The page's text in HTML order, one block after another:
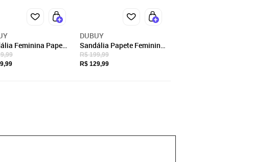
Feminina Papete
304FG
DUBUY
Sandália Papete Feminina
DUBUY 2084FG
R$ 199,99
R$ 129,99